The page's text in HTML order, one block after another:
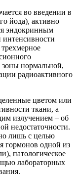
во введении в
йода), активно
эндокринным
нормальной,
радиоактивного
цветом или
ткани, а
излучением – об
недостаточности.
лишь с целью
гормонов одной из
патологическое
лабораторных